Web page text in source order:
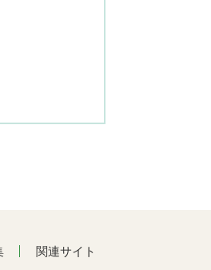
関連サイト